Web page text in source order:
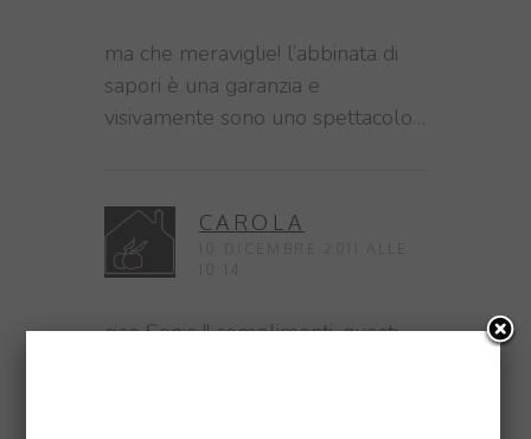
ma che meraviglie! l’abbinata di
sapori è una garanzia e
visivamente sono uno spettacolo…
CAROLA
ciao Sonia !! complimenti, questi